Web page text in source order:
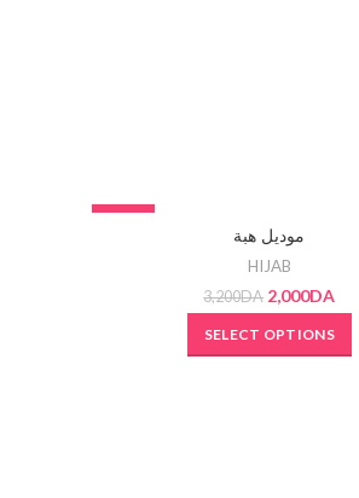
-38%
موديل هبة
HIJAB
3,200DA 2,000DA
SELECT OPTIONS